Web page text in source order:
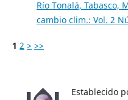
Río Tonalá, Tabasco,
cambio clim.: Vol. 2
1 2 > >>
Establecido